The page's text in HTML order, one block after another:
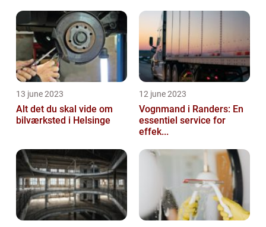
13 june 2023
Alt det du skal vide om
bilværksted i Helsinge
12 june 2023
Vognmand i Randers: En
essentiel service for
effek...